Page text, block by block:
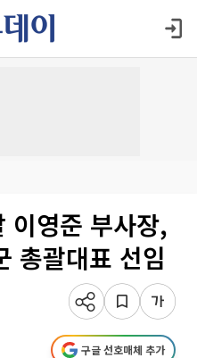
이영준 부사장,
총괄대표 선임
구글 선호매체 추가